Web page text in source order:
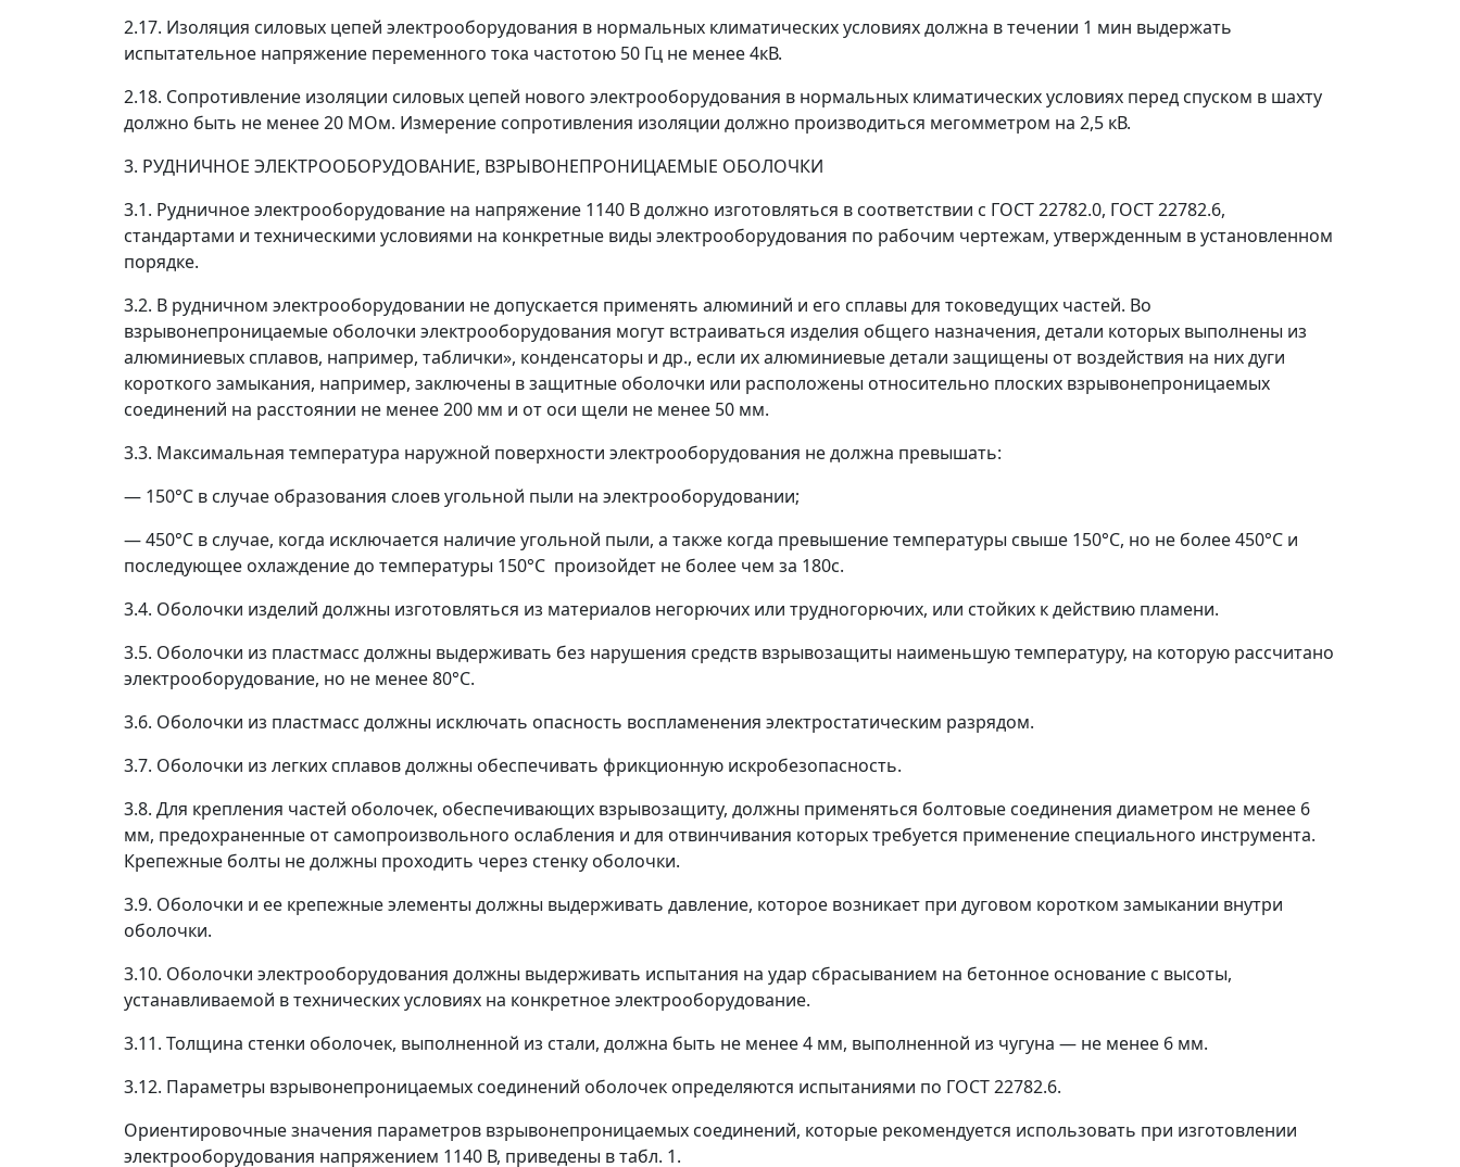
2.17. Изоляция силовых цепей электрооборудования в нормальных климатических условиях должна в течении 1 мин выдержать
испытательное напряжение переменного тока частотою 50 Гц не менее 4кВ.
2.18. Сопротивление изоляции силовых цепей нового электрооборудования в нормальных климатических условиях перед спуском в шахту
должно быть не менее 20 МОм. Измерение сопротивления изоляции должно производиться мегомметром на 2,5 кВ.
3. РУДНИЧНОЕ ЭЛЕКТРООБОРУДОВАНИЕ, ВЗРЫВОНЕПРОНИЦАЕМЫЕ ОБОЛОЧКИ
3.1. Рудничное электрооборудование на напряжение 1140 В должно изготовляться в соответствии с ГОСТ 22782.0, ГОСТ 22782.6,
стандартами и техническими условиями на конкретные виды электрооборудования по рабочим чертежам, утвержденным в установленном
порядке.
3.2. В рудничном электрооборудовании не допускается применять алюминий и его сплавы для токоведущих частей. Во
взрывонепроницаемые оболочки электрооборудования могут встраиваться изделия общего назначения, детали которых выполнены из
алюминиевых сплавов, например, таблички», конденсаторы и др., если их алюминиевые детали защищены от воздействия на них дуги
короткого замыкания, например, заключены в защитные оболочки или расположены относительно плоских взрывонепроницаемых
соединений на расстоянии не менее 200 мм и от оси щели не менее 50 мм.
3.3. Максимальная температура наружной поверхности электрооборудования не должна превышать:
— 150°С в случае образования слоев угольной пыли на электрооборудовании;
—450°С в случае, когда исключается наличие угольной пыли, а также когда превышение температуры свыше 150°С, но не более 450°С и
последующее охлаждение до температуры 150°С произойдет не более чем за 180с.
3.4. Оболочки изделий должны изготовляться из материалов негорючих или трудногорючих, или стойких к действию пламени.
3.5. Оболочки из пластмасс должны выдерживать без нарушения средств взрывозащиты наименьшую температуру, на которую рассчитано
электрооборудование, но не менее 80°С.
3.6. Оболочки из пластмасс должны исключать опасность воспламенения электростатическим разрядом.
3.7. Оболочки из легких сплавов должны обеспечивать фрикционную искробезопасность.
3.8. Для крепления частей оболочек, обеспечивающих взрывозащиту, должны применяться болтовые соединения диаметром не менее 6
мм, предохраненные от самопроизвольного ослабления и для отвинчивания которых требуется применение специального инструмента.
Крепежные болты не должны проходить через стенку оболочки.
3.9. Оболочки и ее крепежные элементы должны выдерживать давление, которое возникает при дуговом коротком замыкании внутри
оболочки.
3.10. Оболочки электрооборудования должны выдерживать испытания на удар сбрасыванием на бетонное основание с высоты,
устанавливаемой в технических условиях на конкретное электрооборудование.
3.11. Толщина стенки оболочек, выполненной из стали, должна быть не менее 4 мм, выполненной из чугуна — не менее 6 мм.
3.12. Параметры взрывонепроницаемых соединений оболочек определяются испытаниями по ГОСТ 22782.6.
Ориентировочные значения параметров взрывонепроницаемых соединений, которые рекомендуется использовать при изготовлении
электрооборудования напряжением 1140 В, приведены в табл. 1.